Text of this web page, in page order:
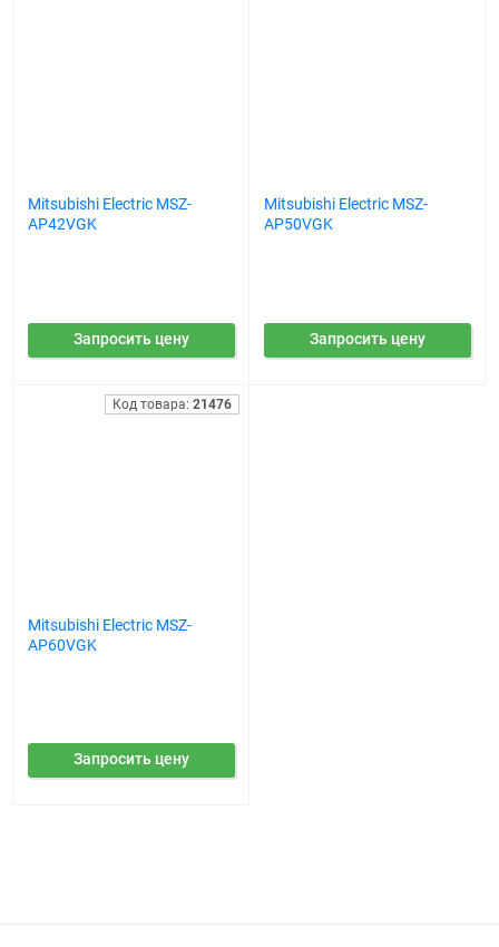
Mitsubishi Electric MSZ-
AP42VGK
Запросить цену
Mitsubishi Electric MSZ-
AP50VGK
Запросить цену
Код товара: 21476
Mitsubishi Electric MSZ-
AP60VGK
Запросить цену